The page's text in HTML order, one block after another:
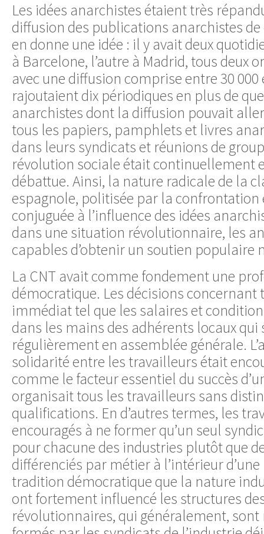
Les idées anarchistes étaient très
diffusion des publications anarchistes de
en donne une idée : il y avait deux
à Barcelone, l’autre à Madrid, tous deux
avec une diffusion comprise entre 30 000
rajoutaient dix périodiques en plus de
anarchistes dont la diffusion pouvait aller
tous les papiers, pamphlets et livres
dans leurs syndicats et réunions de
révolution sociale était continuellement
débattue. Ainsi, la nature radicale de la
espagnole, politisée par la confrontation
conjuguée à l’influence des idées
dans une situation révolutionnaire, les
capables d’obtenir un soutien populaire
La CNT avait comme fondement une
démocratique. Les décisions concernant
immédiat tel que les salaires et
dans les mains des adhérents locaux
régulièrement en assemblée générale.
solidarité entre les travailleurs était
comme le facteur essentiel du succès
organisait tous les travailleurs sans
qualifications. En d’autres termes, les
encouragés à ne former qu’un seul
pour chacune des industries plutôt que
différenciés par métier à l’intérieur
tradition démocratique que la nature
ont fortement influencé les structures
révolutionnaires, qui généralement,